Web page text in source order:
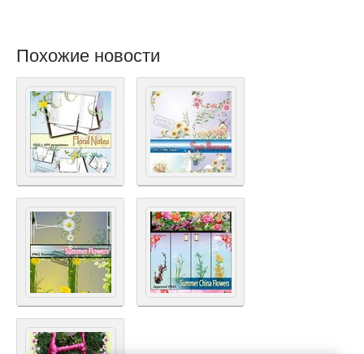
Похожие новости